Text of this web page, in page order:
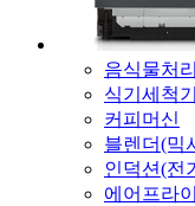
음식물처
식기세척기
커피머신
블렌더(믹
인덕션(전
에어프라